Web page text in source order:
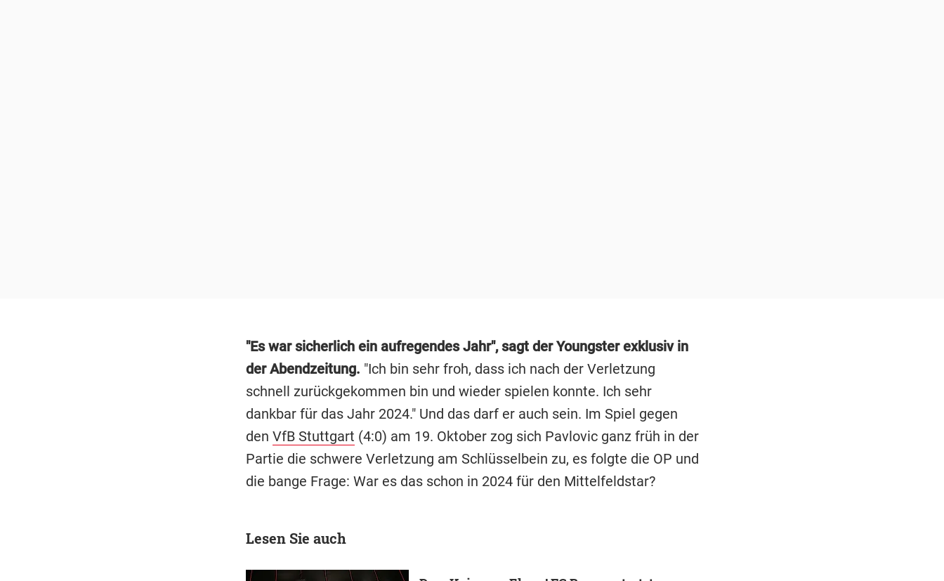
"Es war sicherlich ein aufregendes Jahr", sagt der Youngster exklusiv in
der Abendzeitung. "Ich bin sehr froh, dass ich nach der Verletzung
schnell zurückgekommen bin und wieder spielen konnte. Ich sehr
dankbar für das Jahr 2024." Und das darf er auch sein. Im Spiel gegen
den VfB Stuttgart (4:0) am 19. Oktober zog sich Pavlovic ganz früh in der
Partie die schwere Verletzung am Schlüsselbein zu, es folgte die OP und
die bange Frage: War es das schon in 2024 für den Mittelfeldstar?
Lesen Sie auch